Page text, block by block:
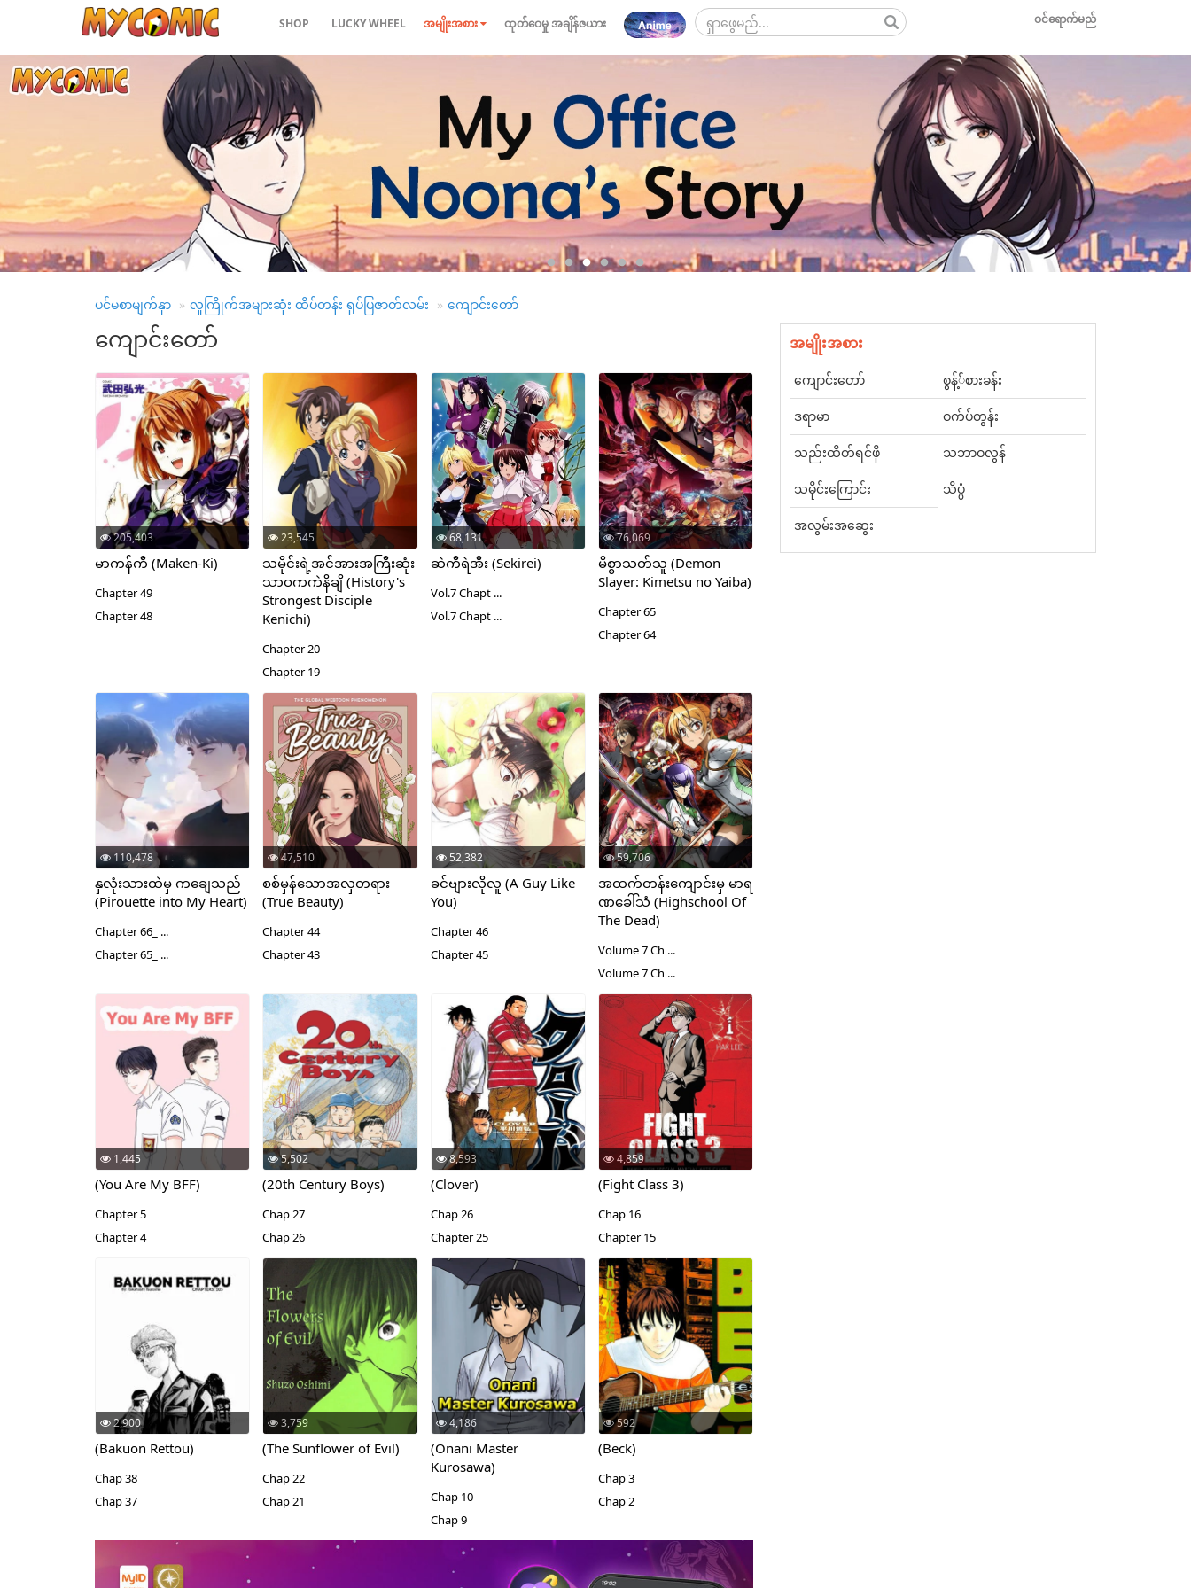
SHOP LUCKY WHEEL အမျိုးအစား ထုတ်ဝေမှု အချိန်ဇယား ဝင်ရောက်မည်
နောက်ဆုံး
ထွက်
လူကြ
ဆုံး
အမျိုး
အစား
ထုတ်ဝေမှု
ပင်မစာမျက်နှာ လူကြိုက်အများဆုံး ထိပ်တန်း ရုပ်ပြဇာတ်လမ်း ကျောင်းတော်
ကျောင်းတော်
205,403
မာကန်ကီ (Maken-Ki)
Chapter 49
Chapter 48
23,545
သမိုင်းရဲ့အင်အားအကြီးဆုံး
သာဝကကဲနိချိ (History's
Strongest Disciple
Kenichi)
Chapter 20
Chapter 19
68,131
ဆဲကီရဲအီး (Sekirei)
Vol.7 Chapt ...
Vol.7 Chapt ...
76,069
မိစ္စာသတ်သူ (Demon
Slayer: Kimetsu no Yaiba)
Chapter 65
Chapter 64
110,478
နှလုံးသားထဲမှ ကချေသည်
(Pirouette into My Heart)
Chapter 66_ ...
Chapter 65_ ...
47,510
စစ်မှန်သောအလှတရား
(True Beauty)
Chapter 44
Chapter 43
52,382
ခင်ဗျားလိုလူ (A Guy Like
You)
Chapter 46
Chapter 45
59,706
အထက်တန်းကျောင်းမှ မာရ
ဏခေါ်သံ (Highschool Of
The Dead)
Volume 7 Ch ...
Volume 7 Ch ...
1,445
(You Are My BFF)
Chapter 5
Chapter 4
5,502
(20th Century Boys)
Chap 27
Chap 26
8,593
(Clover)
Chap 26
Chapter 25
4,859
(Fight Class 3)
Chap 16
Chapter 15
2,900
(Bakuon Rettou)
Chap 38
Chap 37
3,759
(The Sunflower of Evil)
Chap 22
Chap 21
4,186
(Onani Master
Kurosawa)
Chap 10
Chap 9
592
(Beck)
Chap 3
Chap 2
အမျိုးအစား
ကျောင်းတော် စွန့််စားခန်း
ဒရာမာ ဝက်ပ်တွန်း
သည်းထိတ်ရင်ဖို သဘာဝလွန်
သမိုင်းကြောင်း သိပ္ပံ
အလွမ်းအဆွေး